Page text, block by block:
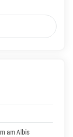
am Albis